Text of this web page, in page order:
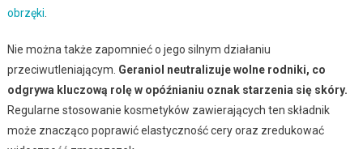
obrzęki
Nie można także zapomnieć o jego silnym działaniu
przeciwutleniającym. Geraniol neutralizuje wolne rodniki, co
odgrywa kluczową rolę w opóźnianiu oznak starzenia się skóry.
Regularne stosowanie kosmetyków zawierających ten składnik
może znacząco poprawić elastyczność cery oraz zredukować